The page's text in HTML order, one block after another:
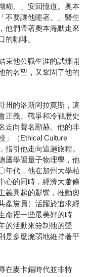
糊。」安回憶道。奧本
不要讓他睡著。」醫生
他們帶著奧本海默走來
的咖啡。
束他公職生涯的試煉開
的名望，又鞏固了他的
州的洛斯阿拉莫斯，這
正義、戰爭和冷戰歷史
走向聲名顯赫。他的非
」（Ethical Culture
指引他走向這趟旅程。
國學習量子物理學，他
年代，他在加州大學柏
心的同時，經濟大蕭條
義興起的影響，推動奧
產黨員）活躍於追求經
命裡一些最美好的時
的活動來箝制他的聲
是多麼脆弱地維持著平
在麥卡錫時代並非特